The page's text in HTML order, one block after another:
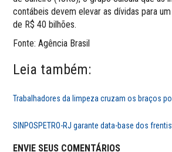
contábeis devem elevar as dívidas para
de R$ 40 bilhões.
Fonte: Agência Brasil
Leia também:
Trabalhadores da limpeza cruzam os braços
SINPOSPETRO-RJ garante data-base dos
ENVIE SEUS COMENTÁRIOS